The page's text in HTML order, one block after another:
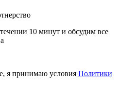
10 минут и обсудим все
я принимаю условия Политики